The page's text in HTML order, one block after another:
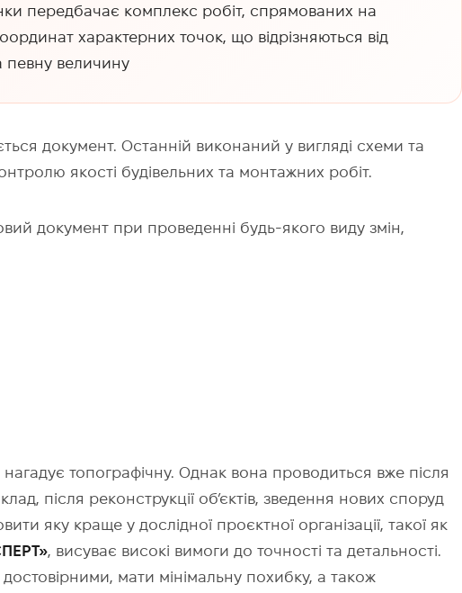
передбачає комплекс робіт, спрямованих на
характерних точок, що відрізняються від
певну величину
документ. Останній виконаний у вигляді схеми та
якості будівельних та монтажних робіт.
документ при проведенні будь-якого виду змін,
топографічну. Однак вона проводиться вже після
після реконструкції об’єктів, зведення нових споруд
яку краще у дослідної проєктної організації, такої як
, висуває високі вимоги до точності та детальності.
мати мінімальну похибку, а також